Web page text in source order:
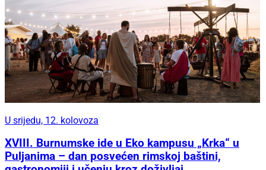
U srijedu, 12. kolovoza
XVIII. Burnumske ide u Eko kampusu „Krka“ u
Puljanima – dan posvećen rimskoj baštini,